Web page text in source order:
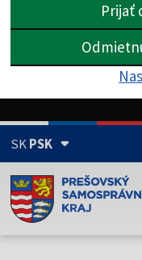
Prijať
SKPSK
Doména psk.sk je
Toto je oficiálna